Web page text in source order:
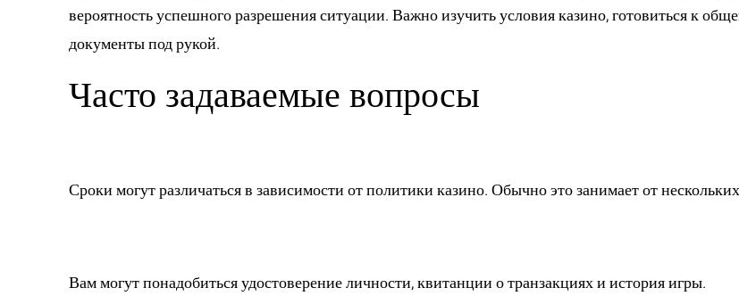
вероятность успешного разрешения ситуации. Важно изучить условия казино, готовиться к
документы под рукой.
Часто задаваемые вопросы
Сроки могут различаться в зависимости от политики казино. Обычно это занимает от
Вам могут понадобиться удостоверение личности, квитанции о транзакциях и история игры.